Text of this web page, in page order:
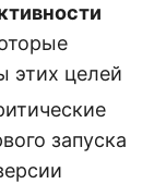
этих целей
запуска